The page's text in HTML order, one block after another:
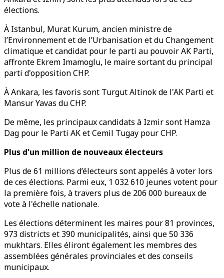
élections.
À Istanbul, Murat Kurum, ancien ministre de
l’Environnement et de l’Urbanisation et du Changement
climatique et candidat pour le parti au pouvoir AK Parti,
affronte Ekrem Imamoglu, le maire sortant du principal
parti d'opposition CHP.
À Ankara, les favoris sont Turgut Altinok de l'AK Parti et
Mansur Yavas du CHP.
De même, les principaux candidats à Izmir sont Hamza
Dag pour le Parti AK et Cemil Tugay pour CHP.
Plus d'un million de nouveaux électeurs
Plus de 61 millions d’électeurs sont appelés à voter lors
de ces élections. Parmi eux, 1 032 610 jeunes votent pour
la première fois, à travers plus de 206 000 bureaux de
vote à l'échelle nationale.
Les élections déterminent les maires pour 81 provinces,
973 districts et 390 municipalités, ainsi que 50 336
mukhtars. Elles éliront également les membres des
assemblées générales provinciales et des conseils
municipaux.